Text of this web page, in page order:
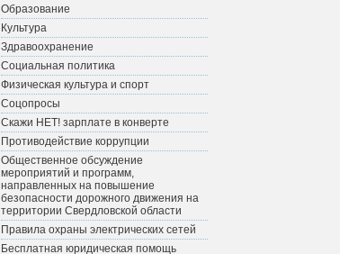
Образование
Культура
Здравоохранение
Социальная политика
Физическая культура и спорт
Соцопросы
Скажи НЕТ! зарплате в конверте
Противодействие коррупции
Общественное обсуждение
мероприятий и программ,
направленных на повышение
безопасности дорожного движения на
территории Свердловской области
Правила охраны электрических сетей
Бесплатная юридическая помощь